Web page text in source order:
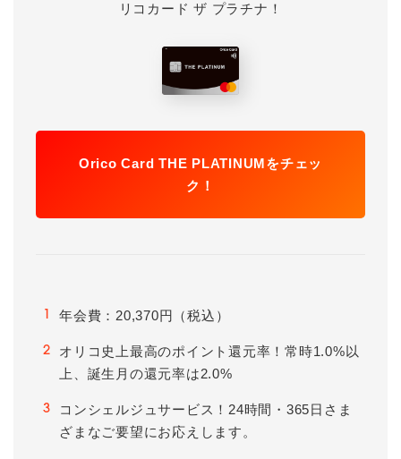
リコカード ザ プラチナ！
Orico Card THE PLATINUMをチェッ
ク！
1 年会費：20,370円（税込）
2
オリコ史上最高のポイント還元率！常時1.0%以
上、誕生月の還元率は2.0%
3
コンシェルジュサービス！24時間・365日さま
ざまなご要望にお応えします。